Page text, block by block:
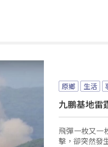
原鄉 生活
九鵬基地雷
飛彈一枚又一
擊，卻突然發